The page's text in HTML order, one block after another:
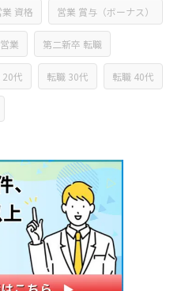
業 資格 営業 賞与（ボーナス）
業 第二新卒 転職
20代 転職 30代 転職 40代